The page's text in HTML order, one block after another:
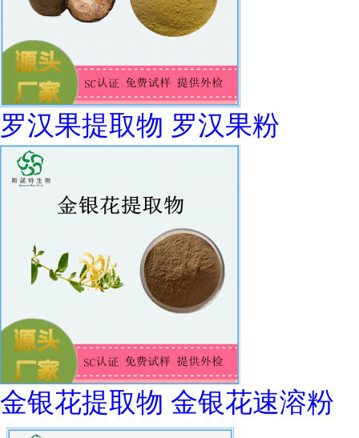
罗汉果提取物 罗汉果粉
金银花提取物 金银花速溶粉